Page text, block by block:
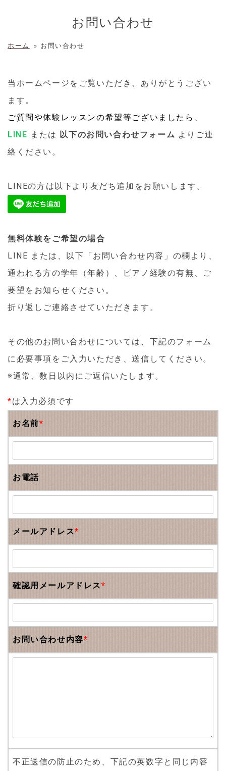
お問い合わせ
ホーム » お問い合わせ
当ホームページをご覧いただき、ありがとうござい
ます。
ご質問や体験レッスンの希望等ございましたら、
LINE または 以下のお問い合わせフォーム よりご連
絡ください。
LINEの方は以下より友だち追加をお願いします。
無料体験をご希望の場合
LINE または、以下「お問い合わせ内容」の欄より、
通われる方の学年（年齢）、ピアノ経験の有無、ご
要望をお知らせください。
折り返しご連絡させていただきます。
その他のお問い合わせについては、下記のフォーム
に必要事項をご入力いただき、送信してください。
※通常、数日以内にご返信いたします。
*は入力必須です
お名前*
お電話
メールアドレス*
確認用メールアドレス*
お問い合わせ内容*
不正送信の防止のため、下記の英数字と同じ内容